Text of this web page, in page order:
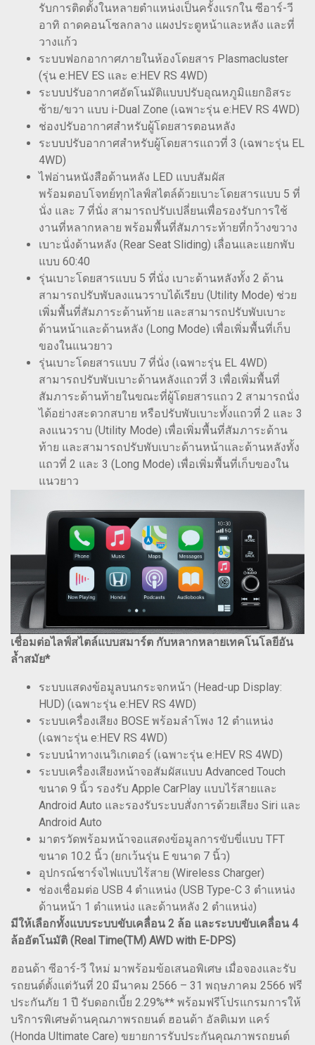
รับการติดตั้งในหลายตำแหน่งเป็นครั้งแรกใน ซีอาร์-วี
อาทิ ถาดคอนโซลกลาง แผงประตูหน้าและหลัง และที่
วางแก้ว
ระบบฟอกอากาศภายในห้องโดยสาร Plasmacluster
(รุ่น e:HEV ES และ e:HEV RS 4WD)
ระบบปรับอากาศอัตโนมัติแบบปรับอุณหภูมิแยกอิสระ
ซ้าย/ขวา แบบ i-Dual Zone (เฉพาะรุ่น e:HEV RS 4WD)
ช่องปรับอากาศสำหรับผู้โดยสารตอนหลัง
ระบบปรับอากาศสำหรับผู้โดยสารแถวที่ 3 (เฉพาะรุ่น EL
4WD)
ไฟอ่านหนังสือด้านหลัง LED แบบสัมผัส
พร้อมตอบโจทย์ทุกไลฟ์สไตล์ด้วยเบาะโดยสารแบบ 5 ที่
นั่ง และ 7 ที่นั่ง สามารถปรับเปลี่ยนเพื่อรองรับการใช้
งานที่หลากหลาย พร้อมพื้นที่สัมภาระท้ายที่กว้างขวาง
เบาะนั่งด้านหลัง (Rear Seat Sliding) เลื่อนและแยกพับ
แบบ 60:40
รุ่นเบาะโดยสารแบบ 5 ที่นั่ง เบาะด้านหลังทั้ง 2 ด้าน
สามารถปรับพับลงแนวราบได้เรียบ (Utility Mode) ช่วย
เพิ่มพื้นที่สัมภาระด้านท้าย และสามารถปรับพับเบาะ
ด้านหน้าและด้านหลัง (Long Mode) เพื่อเพิ่มพื้นที่เก็บ
ของในแนวยาว
รุ่นเบาะโดยสารแบบ 7 ที่นั่ง (เฉพาะรุ่น EL 4WD)
สามารถปรับพับเบาะด้านหลังแถวที่ 3 เพื่อเพิ่มพื้นที่
สัมภาระด้านท้ายในขณะที่ผู้โดยสารแถว 2 สามารถนั่ง
ได้อย่างสะดวกสบาย หรือปรับพับเบาะทั้งแถวที่ 2 และ 3
ลงแนวราบ (Utility Mode) เพื่อเพิ่มพื้นที่สัมภาระด้าน
ท้าย และสามารถปรับพับเบาะด้านหน้าและด้านหลังทั้ง
แถวที่ 2 และ 3 (Long Mode) เพื่อเพิ่มพื้นที่เก็บของใน
แนวยาว
เชื่อมต่อไลฟ์สไตล์แบบสมาร์ต กับหลากหลายเทคโนโลยีอัน
ล้ำสมัย*
ระบบแสดงข้อมูลบนกระจกหน้า (Head-up Display:
HUD) (เฉพาะรุ่น e:HEV RS 4WD)
ระบบเครื่องเสียง BOSE พร้อมลำโพง 12 ตำแหน่ง
(เฉพาะรุ่น e:HEV RS 4WD)
ระบบนำทางเนวิเกเตอร์ (เฉพาะรุ่น e:HEV RS 4WD)
ระบบเครื่องเสียงหน้าจอสัมผัสแบบ Advanced Touch
ขนาด 9 นิ้ว รองรับ Apple CarPlay แบบไร้สายและ
Android Auto และรองรับระบบสั่งการด้วยเสียง Siri และ
Android Auto
มาตรวัดพร้อมหน้าจอแสดงข้อมูลการขับขี่แบบ TFT
ขนาด 10.2 นิ้ว (ยกเว้นรุ่น E ขนาด 7 นิ้ว)
อุปกรณ์ชาร์จไฟแบบไร้สาย (Wireless Charger)
ช่องเชื่อมต่อ USB 4 ตำแหน่ง (USB Type-C 3 ตำแหน่ง
ด้านหน้า 1 ตำแหน่ง และด้านหลัง 2 ตำแหน่ง)
มีให้เลือกทั้งแบบระบบขับเคลื่อน 2 ล้อ และระบบขับเคลื่อน 4
ล้ออัตโนมัติ (Real Time(TM) AWD with E-DPS)
ฮอนด้า ซีอาร์-วี ใหม่ มาพร้อมข้อเสนอพิเศษ เมื่อจองและรับ
รถยนต์ตั้งแต่วันที่ 20 มีนาคม 2566 – 31 พฤษภาคม 2566 ฟรี
ประกันภัย 1 ปี รับดอกเบี้ย 2.29%** พร้อมฟรีโปรแกรมการให้
บริการพิเศษด้านคุณภาพรถยนต์ ฮอนด้า อัลติเมท แคร์
(Honda Ultimate Care) ขยายการรับประกันคุณภาพรถยนต์